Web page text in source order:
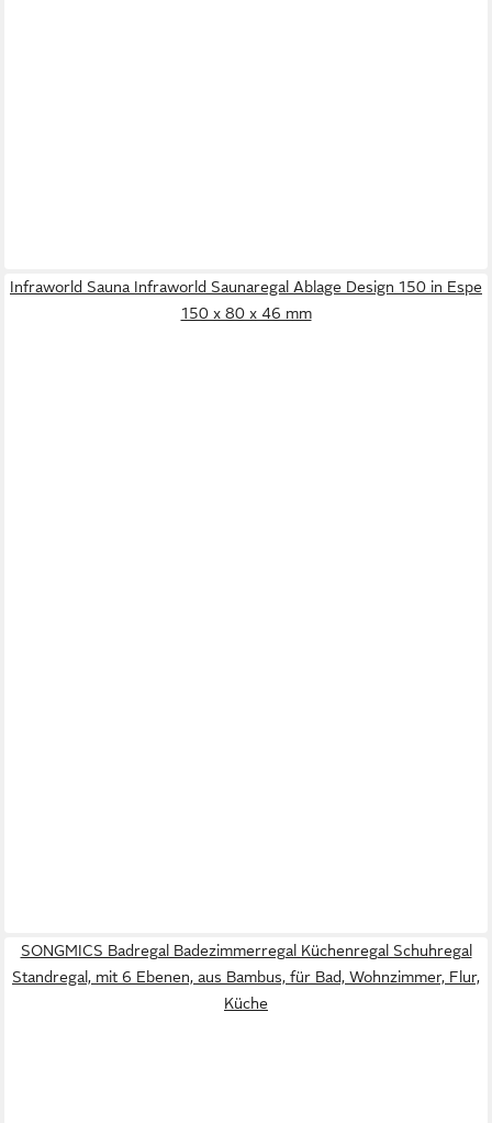
Infraworld Sauna Infraworld Saunaregal Ablage Design 150 in Espe
150 x 80 x 46 mm
SONGMICS Badregal Badezimmerregal Küchenregal Schuhregal
Standregal, mit 6 Ebenen, aus Bambus, für Bad, Wohnzimmer, Flur,
Küche